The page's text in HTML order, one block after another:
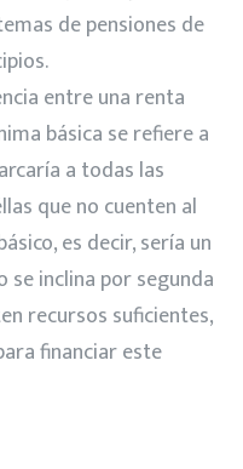
de pensiones de
entre una renta
básica se refiere a
a todas las
que no cuenten al
es decir, sería un
inclina por segunda
recursos suficientes,
financiar este